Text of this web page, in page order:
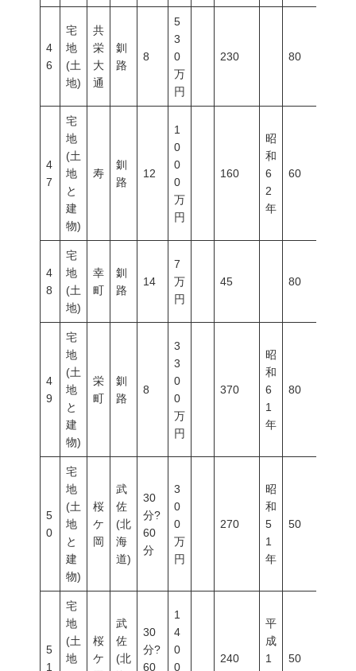
4
6
宅
地
(土
地)
共
栄
大
通
釧
路
8
5
3
0
万
円
230 80
4
7
宅
地
(土
地
と
建
物)
寿
釧
路
12
1
0
0
0
万
円
160
昭
和
6
2
年
60
4
8
宅
地
(土
地)
幸
町
釧
路
14
7
万
円
45 80
4
9
宅
地
(土
地
と
建
物)
栄
町
釧
路
8
3
3
0
0
万
円
370
昭
和
6
1
年
80
5
0
宅
地
(土
地
と
建
物)
桜
ケ
岡
武
佐
(北
海
道)
30
分?
60
分
3
0
0
万
円
270
昭
和
5
1
年
50
5
1
宅
地
(土
地
桜
ケ
武
佐
(北
30
分?
60
1
4
0
0
240
平
成
1
50